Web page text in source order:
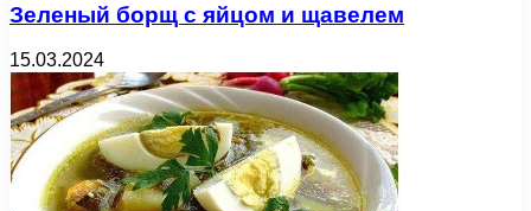
Зеленый борщ с яйцом и щавелем
15.03.2024